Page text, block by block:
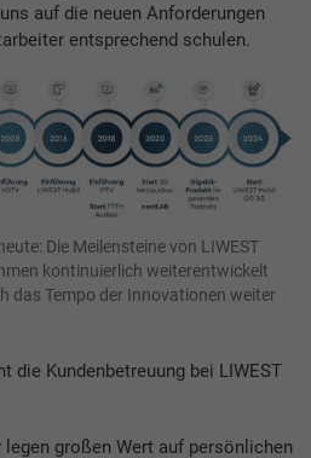
auf die neuen Anforderungen
entsprechend schulen.
Die Meilensteine von LIWEST
kontinuierlich weiterentwickelt
das Tempo der Innovationen weiter
die Kundenbetreuung bei LIWEST
legen großen Wert auf persönlichen